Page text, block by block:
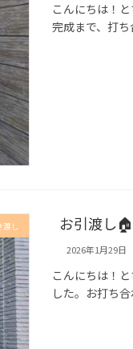
こんにちは！
完成まで、打
渡し お引渡し🏠
2026年1月29日
こんにちは！
した。お打ち